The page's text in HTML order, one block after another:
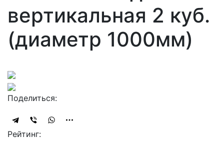
вертикальная 2 куб.
(диаметр 1000мм)
Поделиться:
Рейтинг: